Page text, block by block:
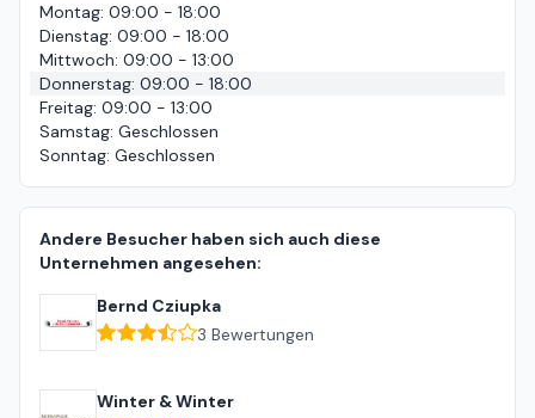
Montag: 09:00 - 18:00
Dienstag: 09:00 - 18:00
Mittwoch: 09:00 - 13:00
Donnerstag: 09:00 - 18:00
Freitag: 09:00 - 13:00
Samstag: Geschlossen
Sonntag: Geschlossen
Andere Besucher haben sich auch diese
Unternehmen angesehen:
Bernd Cziupka
3 Bewertungen
Winter & Winter